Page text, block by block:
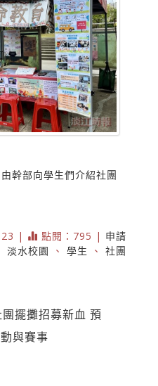
幹部向學生們介紹社團
| 點閱：795 | 申請
淡水校園 、 學生 、 社團
擺攤招募新血 預
與賽事